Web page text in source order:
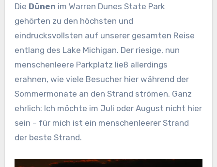
Die Dünen im Warren Dunes State Park
gehörten zu den höchsten und
eindrucksvollsten auf unserer gesamten Reise
entlang des Lake Michigan. Der riesige, nun
menschenleere Parkplatz ließ allerdings
erahnen, wie viele Besucher hier während der
Sommermonate an den Strand strömen. Ganz
ehrlich: Ich möchte im Juli oder August nicht hier
sein – für mich ist ein menschenleerer Strand
der beste Strand.